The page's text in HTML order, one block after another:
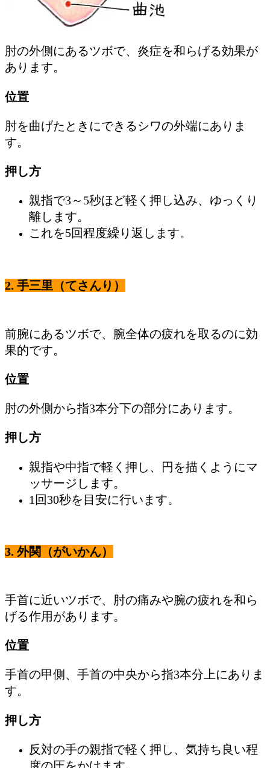
肘の外側にあるツボで、炎症を和らげる効果が
あります。
位置
肘を曲げたときにできるシワの外端にありま
す。
押し方
親指で3～5秒ほど軽く押し込み、ゆっくり
離します。
これを5回程度繰り返します。
2. 手三里（てさんり）
前腕にあるツボで、腕全体の疲れを取るのに効
果的です。
位置
肘の外側から指3本分下の部分にあります。
押し方
親指や中指で軽く押し、円を描くようにマ
ッサージします。
1回30秒を目安に行います。
3. 外関（がいかん）
手首に近いツボで、肘の痛みや腕の疲れを和ら
げる作用があります。
位置
手首の甲側、手首の中央から指3本分上にありま
す。
押し方
反対の手の親指で軽く押し、気持ち良い程